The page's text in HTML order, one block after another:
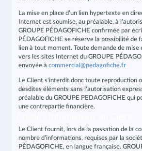
La mise en place d’un lien hypertexte en
Internet est soumise, au préalable, à
GROUPE PÉDAGOFICHE confirmée par
PÉDAGOFICHE se réserve la possibilité de
lien à tout moment. Toute demande de mise
vers les sites Internet du GROUPE
envoyée à
Le Client s'interdit donc toute reproduction
desdites éléments sans l'autorisation
préalable du GROUPE PEDAGOFICHE qui
une contrepartie financière.
Le Client fournit, lors de la passation de la
nombre d’informations, requises par la
PÉDAGOFICHE, en langue française.